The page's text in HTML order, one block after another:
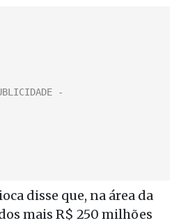
disse que, na área da
mais R$ 250 milhões